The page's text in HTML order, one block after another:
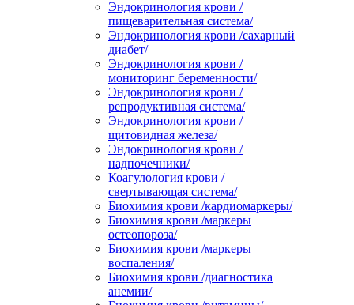
Эндокринология крови /
пищеварительная система/
Эндокринология крови /сахарный
диабет/
Эндокринология крови /
мониторинг беременности/
Эндокринология крови /
репродуктивная система/
Эндокринология крови /
щитовидная железа/
Эндокринология крови /
надпочечники/
Коагулология крови /
свертывающая система/
Биохимия крови /кардиомаркеры/
Биохимия крови /маркеры
остеопороза/
Биохимия крови /маркеры
воспаления/
Биохимия крови /диагностика
анемии/